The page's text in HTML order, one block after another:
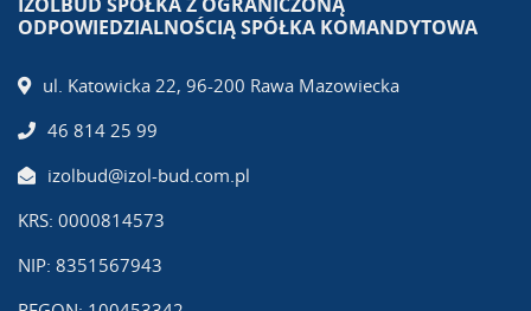
ODPOWIEDZIALNOŚCIĄ SPÓŁKA KOMANDYTOWA
ul. Katowicka 22, 96-200 Rawa Mazowiecka
46 814 25 99
izolbud@izol-bud.com.pl
KRS: 0000814573
NIP: 8351567943